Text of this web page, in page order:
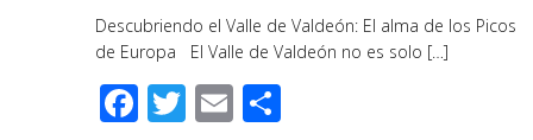
Descubriendo el Valle de Valdeón: El alma de los Picos
de Europa El Valle de Valdeón no es solo […]
Facebook
Twitter
EmailCompartir